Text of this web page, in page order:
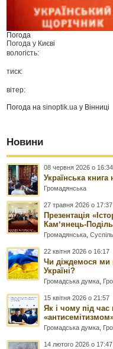
Погода
Погода у Києві
вологість:
тиск:
вітер:
Погода наsinoptik.ua у Вінниці
Новини
08 червня 2026 о 16:34
Українська
Громадянська
27 травня 2026 о 17:37
Презентація
Камʼянець-
Громадянська ,
22 квітня 2026 о 16:17
Чи діждемося ми
Україні?
Громадська думка
15 квітня 2026 о 21:57
Як і чому під
Громадська думка
14 лютого 2026 о 17:47